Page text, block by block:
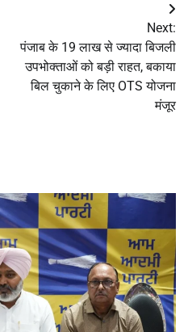
Next:
पंजाब के 19 लाख से ज्यादा बिजली
उपभोक्ताओं को बड़ी राहत, बकाया
बिल चुकाने के लिए OTS योजना
मंजूर